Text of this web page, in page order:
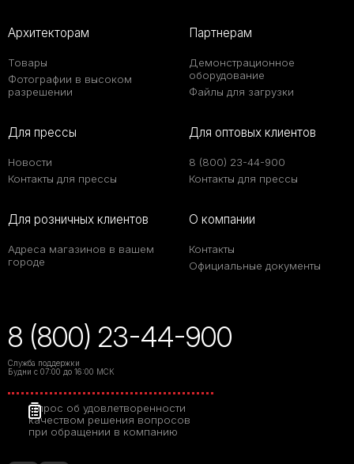
Архитекторам
Товары
Фотографии в высоком
разрешении
Партнерам
Демонстрационное
оборудование
Файлы для загрузки
Для прессы
Новости
Контакты для прессы
Для оптовых клиентов
8 (800) 23-44-900
Контакты для прессы
Для розничных клиентов
Адреса магазинов в вашем
городе
О компании
Контакты
Официальные документы
8 (800) 23-44-900
Служба поддержки
Будни с 07:00 до 16:00 МСК
Опрос об удовлетворенности
качеством решения вопросов
при обращении в компанию